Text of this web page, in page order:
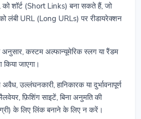
शॉर्ट (Short Links) बना सकते हैं, जो
लंबी URL (Long URLs) पर रीडायरेक्शन
कस्टम अल्फान्यूमेरिक स्लग या रैंडम
जाएगा।
उल्लंघनकारी, हानिकारक या दुर्भावनापूर्ण
फ़िशिंग साइटें, बिना अनुमति की
के लिए लिंक बनाने के लिए न करें।